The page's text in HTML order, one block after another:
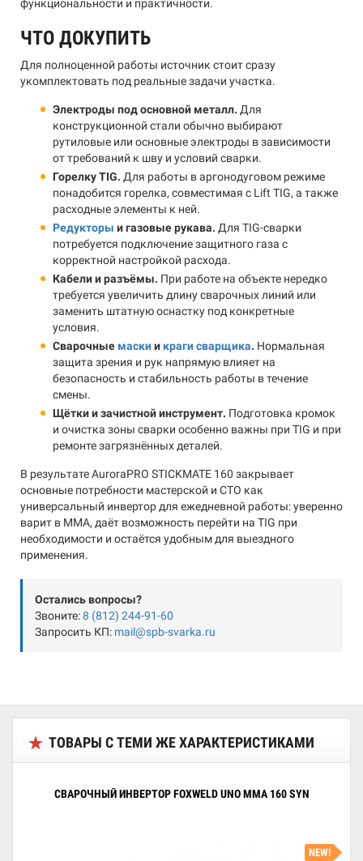
функциональности и практичности.
ЧТО ДОКУПИТЬ
Для полноценной работы источник стоит сразу
укомплектовать под реальные задачи участка.
Электроды под основной металл. Для
конструкционной стали обычно выбирают
рутиловые или основные электроды в зависимости
от требований к шву и условий сварки.
Горелку TIG. Для работы в аргонодуговом режиме
понадобится горелка, совместимая с Lift TIG, а также
расходные элементы к ней.
Редукторы и газовые рукава. Для TIG-сварки
потребуется подключение защитного газа с
корректной настройкой расхода.
Кабели и разъёмы. При работе на объекте нередко
требуется увеличить длину сварочных линий или
заменить штатную оснастку под конкретные
условия.
Сварочные маскии краги сварщика. Нормальная
защита зрения и рук напрямую влияет на
безопасность и стабильность работы в течение
смены.
Щётки и зачистной инструмент. Подготовка кромок
и очистка зоны сварки особенно важны при TIG и при
ремонте загрязнённых деталей.
В результате AuroraPRO STICKMATE 160 закрывает
основные потребности мастерской и СТО как
универсальный инвертор для ежедневной работы: уверенно
варит в MMA, даёт возможность перейти на TIG при
необходимости и остаётся удобным для выездного
применения.
Остались вопросы?
Звоните:8 (812) 244-91-60
Запросить КП: mail@spb-svarka.ru
ТОВАРЫ С ТЕМИ ЖЕ ХАРАКТЕРИСТИКАМИ
СВАРОЧНЫЙ ИНВЕРТОР FOXWELD UNO MMA 160 SYN
NEW!